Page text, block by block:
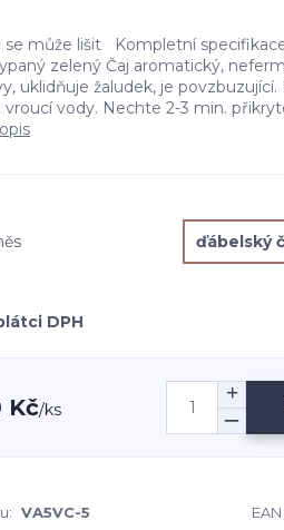
se může lišit Kompletní
zelený Čaj aromatický,
uklidňuje žaludek, je povzbuzující.
vroucí vody. Nechte 2-3 min.
DPH
Kč/ks
VA5VC-5